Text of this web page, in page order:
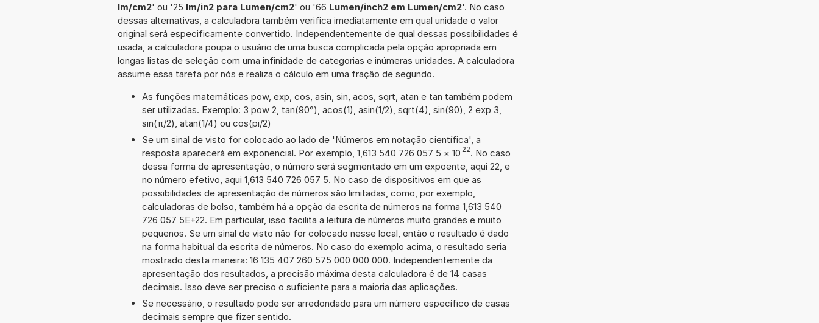
lm/cm2' ou '25 lm/in2 para Lumen/cm2' ou '66 Lumen/inch2 em Lumen/cm2'. No caso
dessas alternativas, a calculadora também verifica imediatamente em qual unidade o valor
original será especificamente convertido. Independentemente de qual dessas possibilidades é
usada, a calculadora poupa o usuário de uma busca complicada pela opção apropriada em
longas listas de seleção com uma infinidade de categorias e inúmeras unidades. A calculadora
assume essa tarefa por nós e realiza o cálculo em uma fração de segundo.
As funções matemáticas pow, exp, cos, asin, sin, acos, sqrt, atan e tan também podem
ser utilizadas. Exemplo: 3 pow 2, tan(90°), acos(1), asin(1/2), sqrt(4), sin(90), 2 exp 3,
sin(π/2), atan(1/4) ou cos(pi/2)
Se um sinal de visto for colocado ao lado de 'Números em notação científica', a
resposta aparecerá em exponencial. Por exemplo, 1,613 540 726 057 5 × 10 22. No caso
dessa forma de apresentação, o número será segmentado em um expoente, aqui 22, e
no número efetivo, aqui 1,613 540 726 057 5. No caso de dispositivos em que as
possibilidades de apresentação de números são limitadas, como, por exemplo,
calculadoras de bolso, também há a opção da escrita de números na forma 1,613 540
726 057 5E+22. Em particular, isso facilita a leitura de números muito grandes e muito
pequenos. Se um sinal de visto não for colocado nesse local, então o resultado é dado
na forma habitual da escrita de números. No caso do exemplo acima, o resultado seria
mostrado desta maneira: 16 135 407 260 575 000 000 000. Independentemente da
apresentação dos resultados, a precisão máxima desta calculadora é de 14 casas
decimais. Isso deve ser preciso o suficiente para a maioria das aplicações.
Se necessário, o resultado pode ser arredondado para um número específico de casas
decimais sempre que fizer sentido.